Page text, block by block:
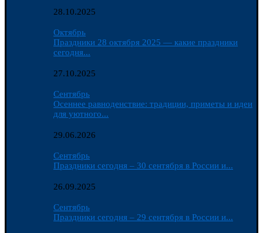
28.10.2025
Октябрь
Праздники 28 октября 2025 — какие праздники
сегодня...
27.10.2025
Сентябрь
Осеннее равноденствие: традиции, приметы и идеи
для уютного...
29.06.2026
Сентябрь
Праздники сегодня – 30 сентября в России и...
26.09.2025
Сентябрь
Праздники сегодня – 29 сентября в России и...